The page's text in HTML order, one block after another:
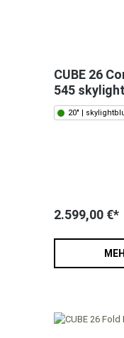
CUBE 26
545
20" |
2.599,00 €*